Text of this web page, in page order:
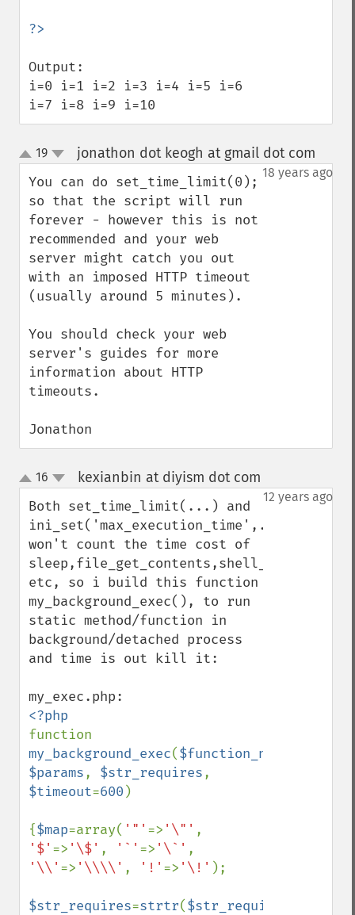
Output:
i=0 i=1 i=2 i=3 i=4 i=5 i=6
i=7 i=8 i=9 i=10
up
down
19 jonathon dot keogh at gmail dot com
18 years ago
You can do set_time_limit(0);
so that the script will run
forever - however this is not
recommended and your web
server might catch you out
with an imposed HTTP timeout
(usually around 5 minutes).
You should check your web
server's guides for more
information about HTTP
timeouts.
Jonathon
up
down
16 kexianbin at diyism dot com
12 years ago
Both set_time_limit(...) and
ini_set('max_execution_time',...);
won't count the time cost of
etc, so i build this function
my_background_exec(), to run
static method/function in
background/detached process
and time is out kill it:
my_background_exec($function_name
$params, $str_requires
$timeout=600 )
{$map=array( '"' => '\"'
'$' => '\$' , '`' => '\`'
'\\' => '\\\\' , '!' => '\!' );
$str_requires=strtr($str_requires